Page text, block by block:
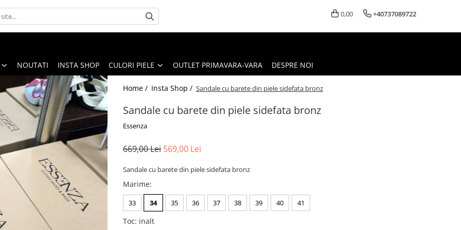
0,00 +40737089722
NOUTATI INSTA SHOP CULORI PIELE OUTLET PRIMAVARA-VARA DESPRE NOI
Home / Insta Shop / Sandale cu barete din piele sidefata bronz
Sandale cu barete din piele sidefata bronz
Essenza
669,00 Lei 569,00 Lei
Sandale cu barete din piele sidefata bronz
Marime:
33 34 35 36 37 38 39 40 41
Toc: inalt